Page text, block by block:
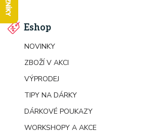
Eshop
NOVINKY
ZBOŽÍ V AKCI
VÝPRODEJ
TIPY NA DÁRKY
DÁRKOVÉ POUKAZY
WORKSHOPY A AKCE